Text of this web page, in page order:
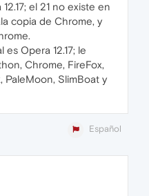
el 21 no existe en
copia de Chrome, y
Opera 12.17; le
Chrome, FireFox,
PaleMoon, SlimBoat y
Español